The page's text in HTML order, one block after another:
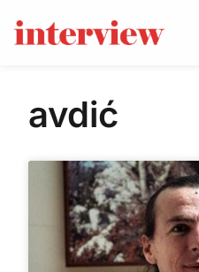
avdić